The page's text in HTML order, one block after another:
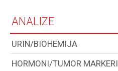
ANALIZE
URIN/BIOHEMIJA
HORMONI/TUMOR MARKERI